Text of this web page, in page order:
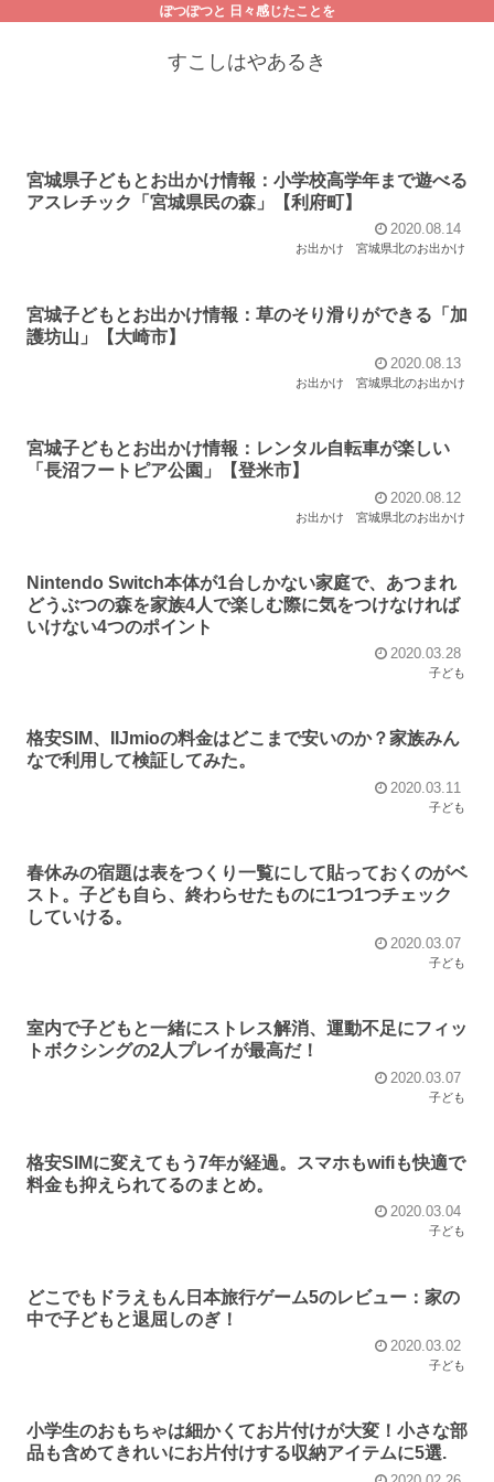
ぽつぽつと 日々感じたことを
すこしはやあるき
宮城県子どもとお出かけ情報：小学校高学年まで遊べる
アスレチック「宮城県民の森」【利府町】
2020.08.14
お出かけ 宮城県北のお出かけ
宮城子どもとお出かけ情報：草のそり滑りができる「加
護坊山」【大崎市】
2020.08.13
お出かけ 宮城県北のお出かけ
宮城子どもとお出かけ情報：レンタル自転車が楽しい
「長沼フートピア公園」【登米市】
2020.08.12
お出かけ 宮城県北のお出かけ
Nintendo Switch本体が1台しかない家庭で、あつまれ
どうぶつの森を家族4人で楽しむ際に気をつけなければ
いけない4つのポイント
2020.03.28
子ども
格安SIM、IIJmioの料金はどこまで安いのか？家族みん
なで利用して検証してみた。
2020.03.11
子ども
春休みの宿題は表をつくり一覧にして貼っておくのがベ
スト。子ども自ら、終わらせたものに1つ1つチェック
していける。
2020.03.07
子ども
室内で子どもと一緒にストレス解消、運動不足にフィッ
トボクシングの2人プレイが最高だ！
2020.03.07
子ども
格安SIMに変えてもう7年が経過。スマホもwifiも快適で
料金も抑えられてるのまとめ。
2020.03.04
子ども
どこでもドラえもん日本旅行ゲーム5のレビュー：家の
中で子どもと退屈しのぎ！
2020.03.02
子ども
小学生のおもちゃは細かくてお片付けが大変！小さな部
品も含めてきれいにお片付けする収納アイテムに5選.